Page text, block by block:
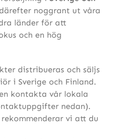
noggrant ut våra
länder för att
och en hög
distribueras och säljs
i Sverige och Finland.
kontakta vår lokala
nedan).
vi att du